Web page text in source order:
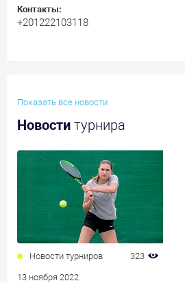
Контакты:
+201222103118
Показать все новости
Новости турнира
Новости турниров 323
13 ноября 2022